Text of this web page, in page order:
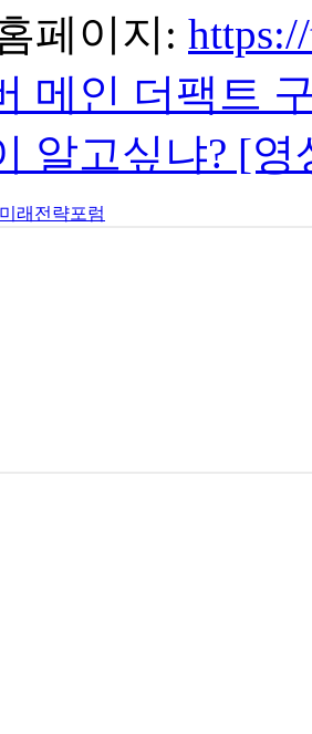
페이지:
메인 더팩트
알고싶냐? [
래전략포럼